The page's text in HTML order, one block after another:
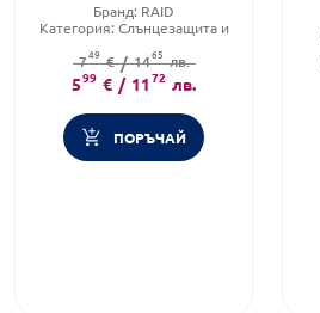
Бранд: RAID
Категория: Слънцезащита и
Brand:RAID
749€ / 1465лв.
599 € / 1172 лв.
ПОРЪЧАЙ